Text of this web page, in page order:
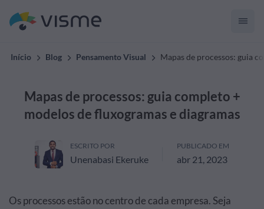
Início Blog Pensamento Visual Mapas de processos: guia
Mapas de processos: guia completo +
modelos de fluxogramas e diagramas
ESCRITO POR
Unenabasi Ekeruke
PUBLICADO EM
abr 21, 2023
Os processos estão no centro de cada empresa. Seja